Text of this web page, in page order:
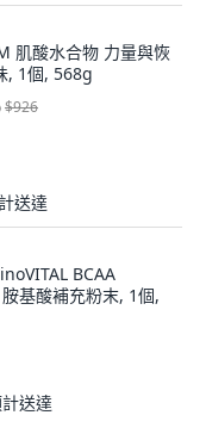
肌酸水合物 力量與恢
, 1個, 568g
$926
送達
BCAA
基酸補充粉末, 1個,
送達